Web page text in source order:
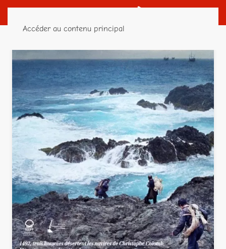
Accéder au contenu principal